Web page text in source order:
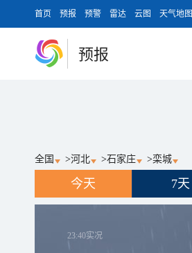
首页 预报 预警 雷达 云图 天气地图
预报
全国 >河北 >石家庄 >栾城
今天 7天
23:40实况